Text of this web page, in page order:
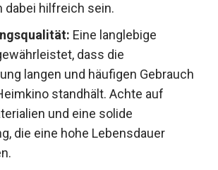
dabei hilfreich sein.
Eine langlebige
dass die
langen und häufigen Gebrauch
standhält. Achte auf
und eine solide
die eine hohe Lebensdauer